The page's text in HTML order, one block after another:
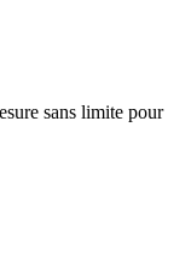
sans limite pour